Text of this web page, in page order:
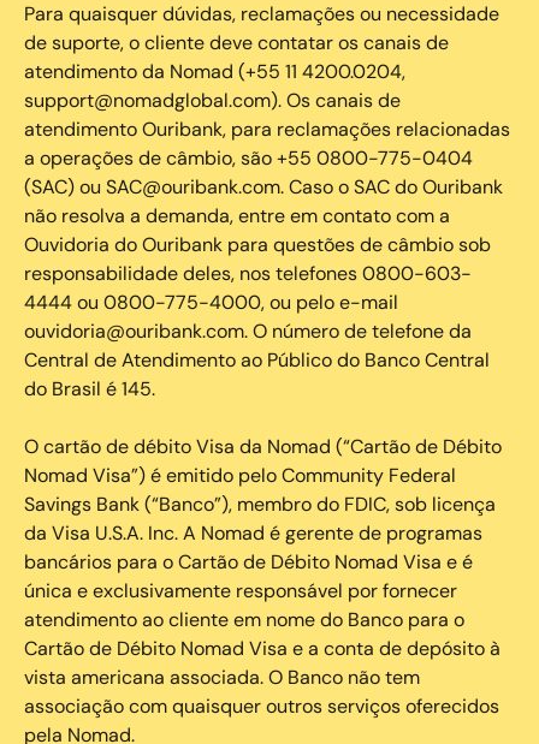
Para quaisquer dúvidas, reclamações ou necessidade
de suporte, o cliente deve contatar os canais de
atendimento da Nomad (+55 11 4200.0204,
support@nomadglobal.com). Os canais de
atendimento Ouribank, para reclamações relacionadas
a operações de câmbio, são +55 0800-775-0404
(SAC) ou SAC@ouribank.com. Caso o SAC do Ouribank
não resolva a demanda, entre em contato com a
Ouvidoria do Ouribank para questões de câmbio sob
responsabilidade deles, nos telefones 0800-603-
4444 ou 0800-775-4000, ou pelo e-mail
ouvidoria@ouribank.com. O número de telefone da
Central de Atendimento ao Público do Banco Central
do Brasil é 145.
O cartão de débito Visa da Nomad (“Cartão de Débito
Nomad Visa”) é emitido pelo Community Federal
Savings Bank (“Banco”), membro do FDIC, sob licença
da Visa U.S.A. Inc. A Nomad é gerente de programas
bancários para o Cartão de Débito Nomad Visa e é
única e exclusivamente responsável por fornecer
atendimento ao cliente em nome do Banco para o
Cartão de Débito Nomad Visa e a conta de depósito à
vista americana associada. O Banco não tem
associação com quaisquer outros serviços oferecidos
pela Nomad.